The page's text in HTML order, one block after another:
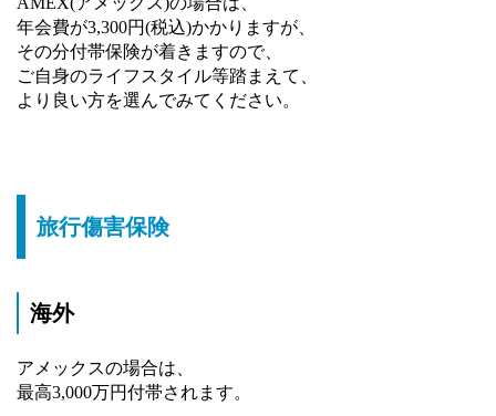
年会費が3,300円(税込)かかりますが、
その分付帯保険が着きますので、
ご自身のライフスタイル等踏まえて、
より良い方を選んでみてください。
旅行傷害保険
海外
アメックスの場合は、
最高3,000万円付帯されます。